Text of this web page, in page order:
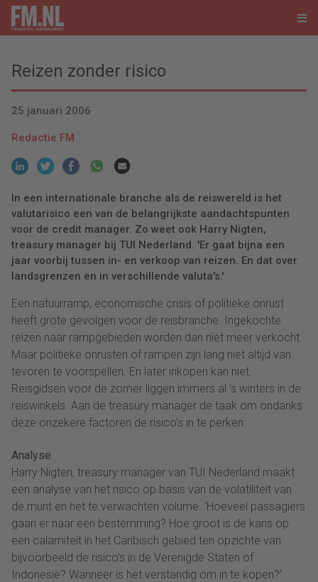
Reizen zonder risico
25 januari 2006
Redactie FM
In een internationale branche als de reiswereld is het
valutarisico een van de belangrijkste aandachtspunten
voor de credit manager. Zo weet ook Harry Nigten,
treasury manager bij TUI Nederland. 'Er gaat bijna een
jaar voorbij tussen in- en verkoop van reizen. En dat over
landsgrenzen en in verschillende valuta's.'
Een natuurramp, economische crisis of politieke onrust
heeft grote gevolgen voor de reisbranche. Ingekochte
reizen naar rampgebieden worden dan niet meer verkocht.
Maar politieke onrusten of rampen zijn lang niet altijd van
tevoren te voorspellen. En later inkopen kan niet.
Reisgidsen voor de zomer liggen immers al ’s winters in de
reiswinkels. Aan de treasury manager de taak om ondanks
deze onzekere factoren de risico’s in te perken.
Analyse
Harry Nigten, treasury manager van TUI Nederland maakt
een analyse van het risico op basis van de volatiliteit van
de munt en het te verwachten volume. ‘Hoeveel passagiers
gaan er naar een bestemming? Hoe groot is de kans op
een calamiteit in het Caribisch gebied ten opzichte van
bijvoorbeeld de risico’s in de Verenigde Staten of
Indonesië? Wanneer is het verstandig om in te kopen?’